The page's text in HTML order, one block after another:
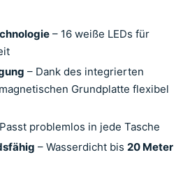
– 16 weiße LEDs für
– Dank des integrierten
Grundplatte flexibel
problemlos in jede Tasche
– Wasserdicht bis 20 Meter